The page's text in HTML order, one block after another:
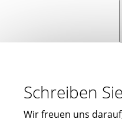
Schreiben
Wir freuen uns